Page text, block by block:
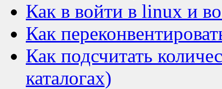
Как в войти в linux и
Как
Как подсчитать
каталогах)